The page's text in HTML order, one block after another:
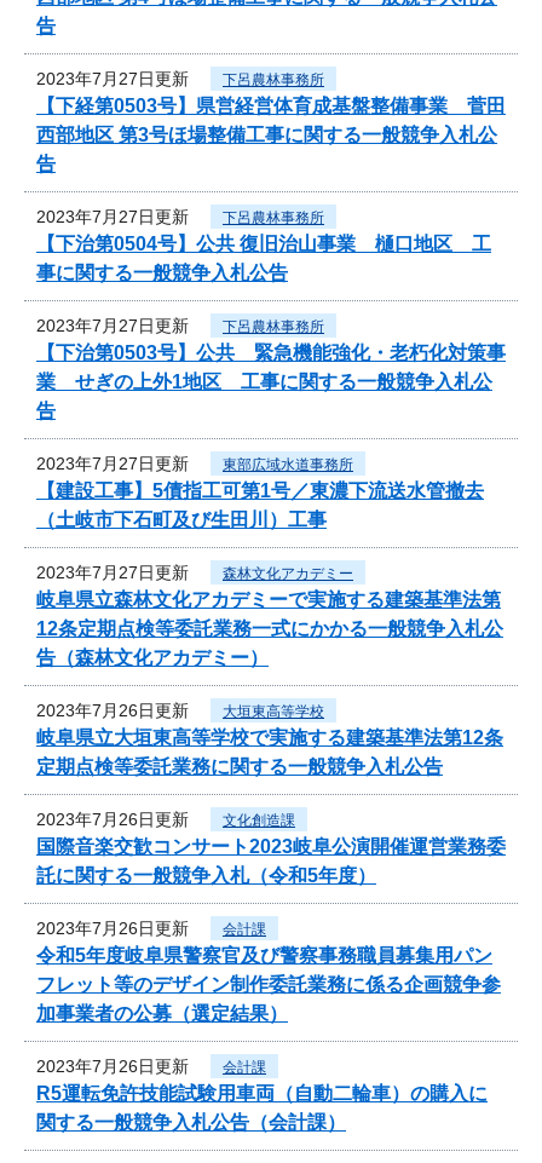
告
2023年7月27日更新 下呂農林事務所
【下経第0503号】県営経営体育成基盤整備事業 菅田
西部地区 第3号ほ場整備工事に関する一般競争入札公
告
2023年7月27日更新 下呂農林事務所
【下治第0504号】公共 復旧治山事業 樋口地区 工
事に関する一般競争入札公告
2023年7月27日更新 下呂農林事務所
【下治第0503号】公共 緊急機能強化・老朽化対策事
業 せぎの上外1地区 工事に関する一般競争入札公
告
2023年7月27日更新 東部広域水道事務所
【建設工事】5債指工可第1号／東濃下流送水管撤去
（土岐市下石町及び生田川）工事
2023年7月27日更新 森林文化アカデミー
岐阜県立森林文化アカデミーで実施する建築基準法第
12条定期点検等委託業務一式にかかる一般競争入札公
告（森林文化アカデミー）
2023年7月26日更新 大垣東高等学校
岐阜県立大垣東高等学校で実施する建築基準法第12条
定期点検等委託業務に関する一般競争入札公告
2023年7月26日更新 文化創造課
国際音楽交歓コンサート2023岐阜公演開催運営業務委
託に関する一般競争入札（令和5年度）
2023年7月26日更新 会計課
令和5年度岐阜県警察官及び警察事務職員募集用パン
フレット等のデザイン制作委託業務に係る企画競争参
加事業者の公募（選定結果）
2023年7月26日更新 会計課
R5運転免許技能試験用車両（自動二輪車）の購入に
関する一般競争入札公告（会計課）